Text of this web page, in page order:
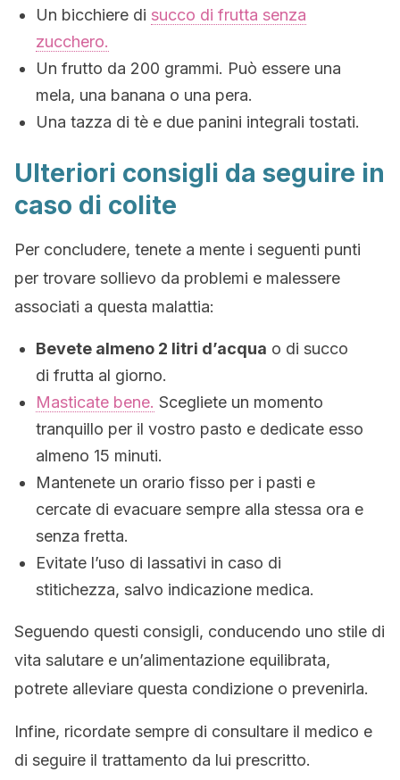
Un bicchiere di succo di frutta senza
zucchero.
Un frutto da 200 grammi. Può essere una
mela, una banana o una pera.
Una tazza di tè e due panini integrali tostati.
Ulteriori consigli da seguire in
caso di colite
Per concludere, tenete a mente i seguenti punti
per trovare sollievo da problemi e malessere
associati a questa malattia:
Bevete almeno 2 litri d’acqua o di succo
di frutta al giorno.
Masticate bene. Scegliete un momento
tranquillo per il vostro pasto e dedicate esso
almeno 15 minuti.
Mantenete un orario fisso per i pasti e
cercate di evacuare sempre alla stessa ora e
senza fretta.
Evitate l’uso di lassativi in caso di
stitichezza, salvo indicazione medica.
Seguendo questi consigli, conducendo uno stile di
vita salutare e un’alimentazione equilibrata,
potrete alleviare questa condizione o prevenirla.
Infine, ricordate sempre di consultare il medico e
di seguire il trattamento da lui prescritto.